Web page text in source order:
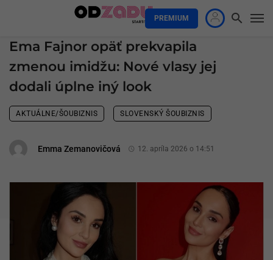
PREMIUM
Ema Fajnor opäť prekvapila
zmenou imidžu: Nové vlasy jej
dodali úplne iný look
AKTUÁLNE/ŠOUBIZNIS SLOVENSKÝ ŠOUBIZNIS
Emma Zemanovičová 12. apríla 2026 o 14:51